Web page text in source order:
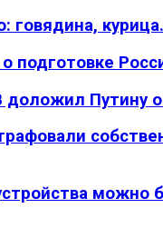
говядина,
подготовке
доложил Путину
можно